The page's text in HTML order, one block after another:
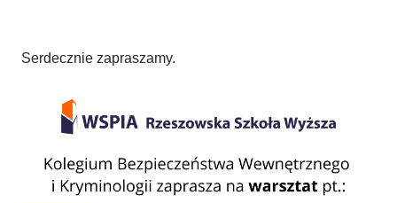
Serdecznie zapraszamy.